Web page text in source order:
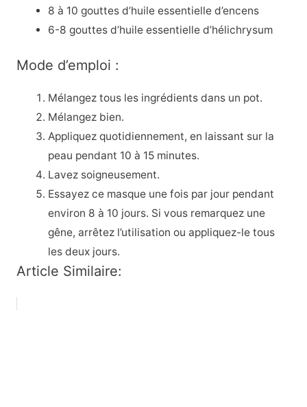
8 à 10 gouttes d’huile essentielle d’encens
6-8 gouttes d’huile essentielle d’hélichrysum
Mode d’emploi :
Mélangez tous les ingrédients dans un pot.
Mélangez bien.
Appliquez quotidiennement, en laissant sur la
peau pendant 10 à 15 minutes.
Lavez soigneusement.
Essayez ce masque une fois par jour pendant
environ 8 à 10 jours. Si vous remarquez une
gêne, arrêtez l’utilisation ou appliquez-le tous
les deux jours.
Article Similaire: